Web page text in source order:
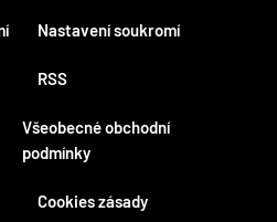
RSS
Všeobecné obchodní
podmínky
Cookies zásady
Nastavení soukromí